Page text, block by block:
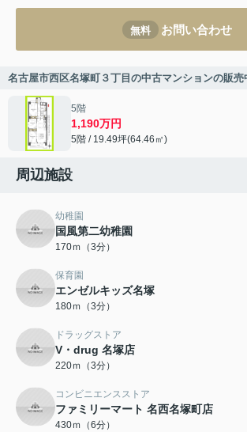
無料 お問い合わせ
名古屋市西区名塚町３丁目の中古マンションの販売
5階
1,190万円
5階 / 19.49坪(64.46㎡)
周辺施設
幼稚園
国風第二幼稚園
170ｍ（3分）
保育園
エンゼルキッズ名塚
180ｍ（3分）
ドラッグストア
V・drug 名塚店
220ｍ（3分）
コンビニエンスストア
ファミリーマート 名西名塚町店
430ｍ（6分）